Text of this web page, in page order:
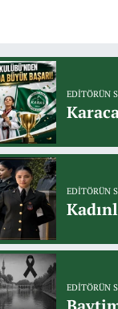
EDITÖRÜN
EDITÖRÜN
EDITÖRÜN